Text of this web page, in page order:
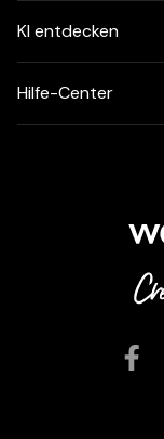
KI entdecken
Hilfe-Center